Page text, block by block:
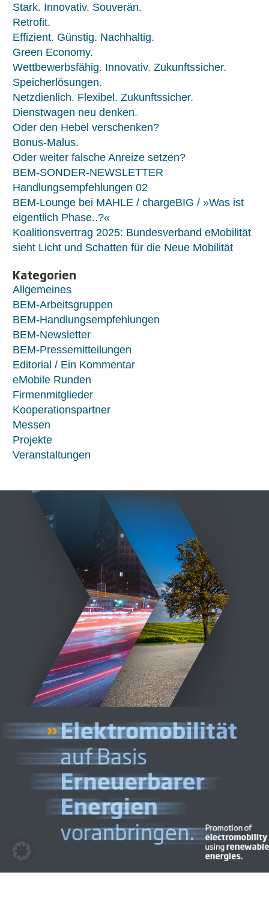
Stark. Innovativ. Souverän.
Retrofit.
Effizient. Günstig. Nachhaltig.
Green Economy.
Wettbewerbsfähig. Innovativ. Zukunftssicher.
Speicherlösungen.
Netzdienlich. Flexibel. Zukunftssicher.
Dienstwagen neu denken.
Oder den Hebel verschenken?
Bonus-Malus.
Oder weiter falsche Anreize setzen?
BEM-SONDER-NEWSLETTER
Handlungsempfehlungen 02
BEM-Lounge bei MAHLE / chargeBIG / »Was ist
eigentlich Phase..?«
Koalitionsvertrag 2025: Bundesverband eMobilität
sieht Licht und Schatten für die Neue Mobilität
Kategorien
Allgemeines
BEM-Arbeitsgruppen
BEM-Handlungsempfehlungen
BEM-Newsletter
BEM-Pressemitteilungen
Editorial / Ein Kommentar
eMobile Runden
Firmenmitglieder
Kooperationspartner
Messen
Projekte
Veranstaltungen